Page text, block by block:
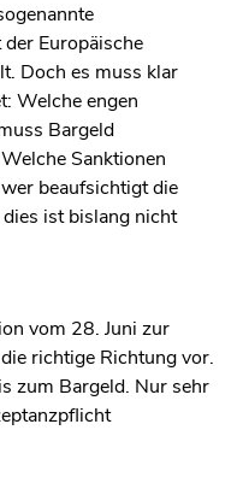
Europäische
Doch es muss klar
Welche engen
Bargeld
Sanktionen
beaufsichtigt die
ist bislang nicht
vom 28. Juni zur
richtige Richtung vor.
zum Bargeld. Nur sehr